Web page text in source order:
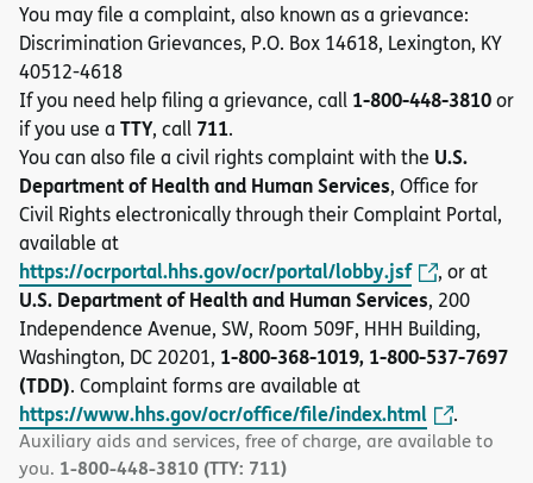
You may file a complaint, also known as a grievance:
Discrimination Grievances, P.O. Box 14618, Lexington, KY
40512-4618
If you need help filing a grievance, call 1-800-448-3810or
if you use a TTY, call 711.
You can also file a civil rights complaint with the U.S.
Department of Health and Human Services, Office for
Civil Rights electronically through their Complaint Portal,
available at
https://ocrportal.hhs.gov/ocr/portal/lobby.jsf , or at
U.S. Department of Health and Human Services, 200
Independence Avenue, SW, Room 509F, HHH Building,
Washington, DC 20201, 1-800-368-1019, 1-800-537-7697
(TDD). Complaint forms are available at
https://www.hhs.gov/ocr/office/file/index.html .
Auxiliary aids and services, free of charge, are available to
you. 1-800-448-3810 (TTY: 711)